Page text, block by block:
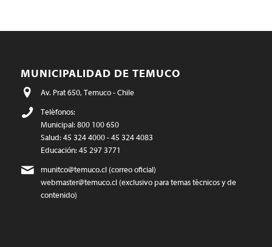
MUNICIPALIDAD DE TEMUCO
Av. Prat 650, Temuco - Chile
Teléfonos:
Municipal: 800 100 650
Salud: 45 324 4000 - 45 324 4083
Educación: 45 297 3771
munitco@temuco.cl(correo oficial)
webmaster@temuco.cl(exclusivo para temas técnicos y de
contenido)